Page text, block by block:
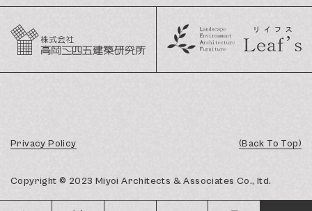
Privacy Policy (Back To Top)
Copyright © 2023 Miyoi Architects & Associates Co., ltd.